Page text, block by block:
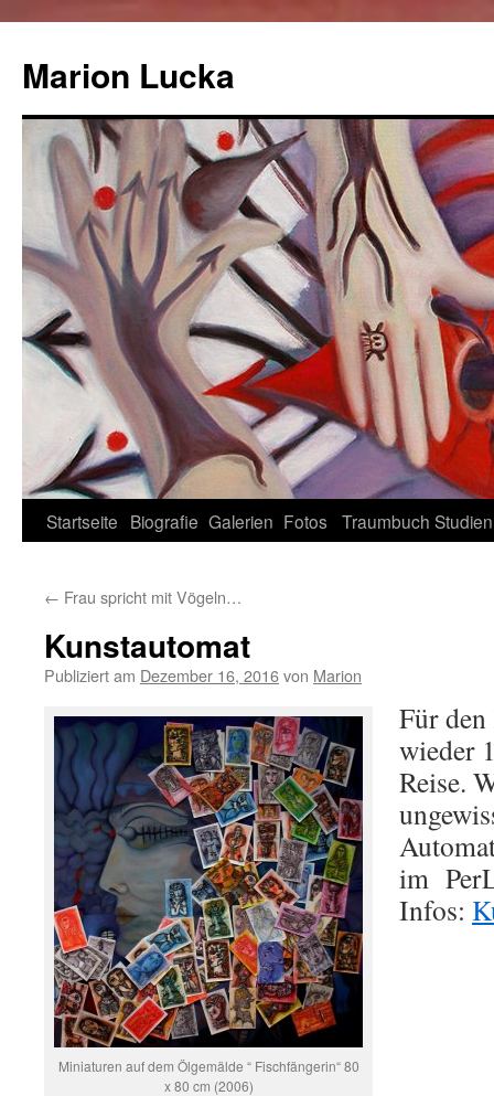
Marion Lucka
Zum
springen
Startseite Biografie Galerien Fotos Traumbuch Studien
← Frau spricht mit Vögeln…
Kunstautomat
Publiziert am Dezember 16, 2016von Marion
Miniaturen auf dem Ölgemälde “ Fischfängerin“ 80
x 80 cm (2006)
Für den
wieder
Reise.
im
Infos: